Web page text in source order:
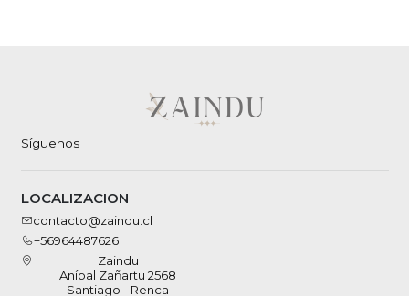
Síguenos
LOCALIZACION
contacto@zaindu.cl
+56964487626
Zaindu
Aníbal Zañartu 2568
Santiago - Renca